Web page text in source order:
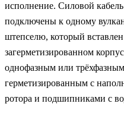
исполнение. Силовой
подключены к одному
штепселю, который
загерметизированном
однофазным или
герметизированным с
ротора и подшипниками с